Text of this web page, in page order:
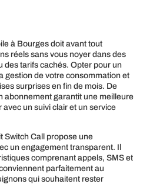
à Bourges doit avant tout
réels sans vous noyer dans des
des tarifs cachés. Opter pour un
gestion de votre consommation et
surprises en fin de mois. De
abonnement garantit une meilleure
un suivi clair et un service
Switch Call propose une
un engagement transparent. Il
comprenant appels, SMS et
parfaitement au
qui souhaitent rester